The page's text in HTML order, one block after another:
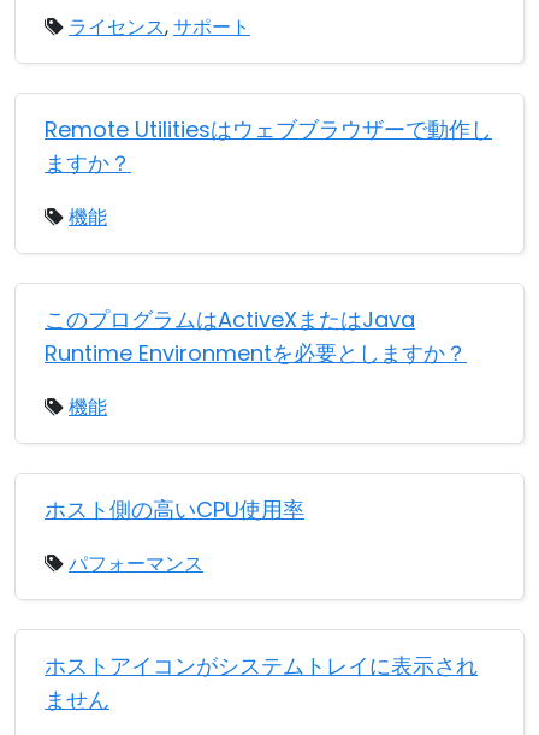
ライセンス,サポート
Remote Utilitiesはウェブブラウザーで動作し
ますか？
機能
このプログラムはActiveXまたはJava
Runtime Environmentを必要としますか？
機能
ホスト側の高いCPU使用率
パフォーマンス
ホストアイコンがシステムトレイに表示され
ません